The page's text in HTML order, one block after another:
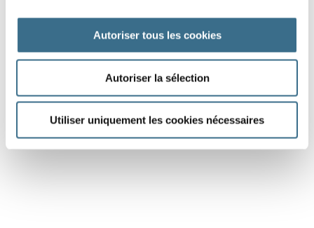
Autoriser tous les cookies
Autoriser la sélection
Utiliser uniquement les cookies nécessaires